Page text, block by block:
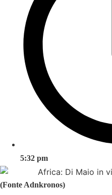
5:32 pm
(Fonte Adnkronos)